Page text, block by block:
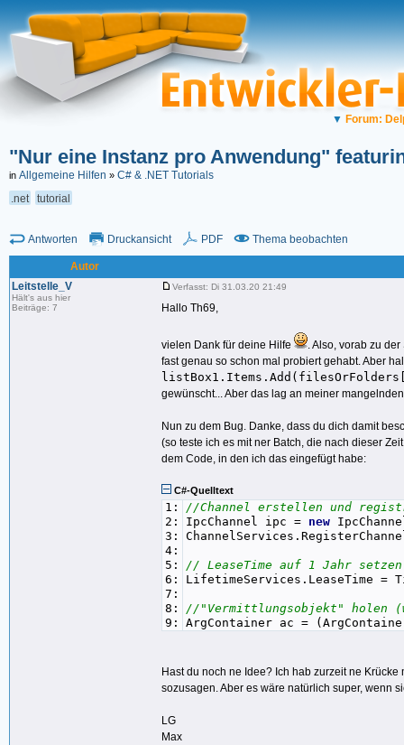
▼ Forum:
"Nur eine Instanz pro Anwendung"
in Allgemeine Hilfen » C# & .NET Tutorials
.net
tutorial
Antworten Druckansicht PDF Thema beobachten
Autor
Leitstelle_V
Hält's aus hier
Beiträge: 7
Verfasst: Di 31.03.20 21:49
Hallo Th69,
vielen Dank für deine Hilfe
. Also, vorab zu
fast genau so schon mal probiert gehabt. Aber
gewünscht... Aber das lag an meiner
Nun zu dem Bug. Danke, dass du dich damit
(so teste ich es mit ner Batch, die nach dieser
dem Code, in den ich das eingefügt habe:
C#-Quelltext
1:
2:
3:
4:
5:
6:
7:
8:
9:
//Channel erstellen und
IpcChannel ipc = new
// LeaseTime auf 1 Jahr setzen
LifetimeServices.LeaseTime =
//"Vermittlungsobjekt" holen
ArgContainer ac =
Hast du noch ne Idee? Ich hab zurzeit ne
sozusagen. Aber es wäre natürlich super, wenn
LG
Max